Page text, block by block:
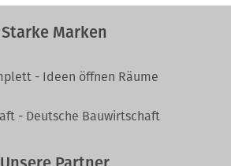
Starke Marken